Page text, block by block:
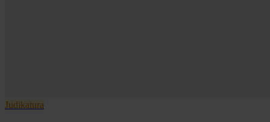
Judikatura